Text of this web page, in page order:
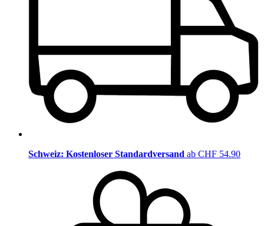
Schweiz: Kostenloser Standardversand ab CHF 54.90